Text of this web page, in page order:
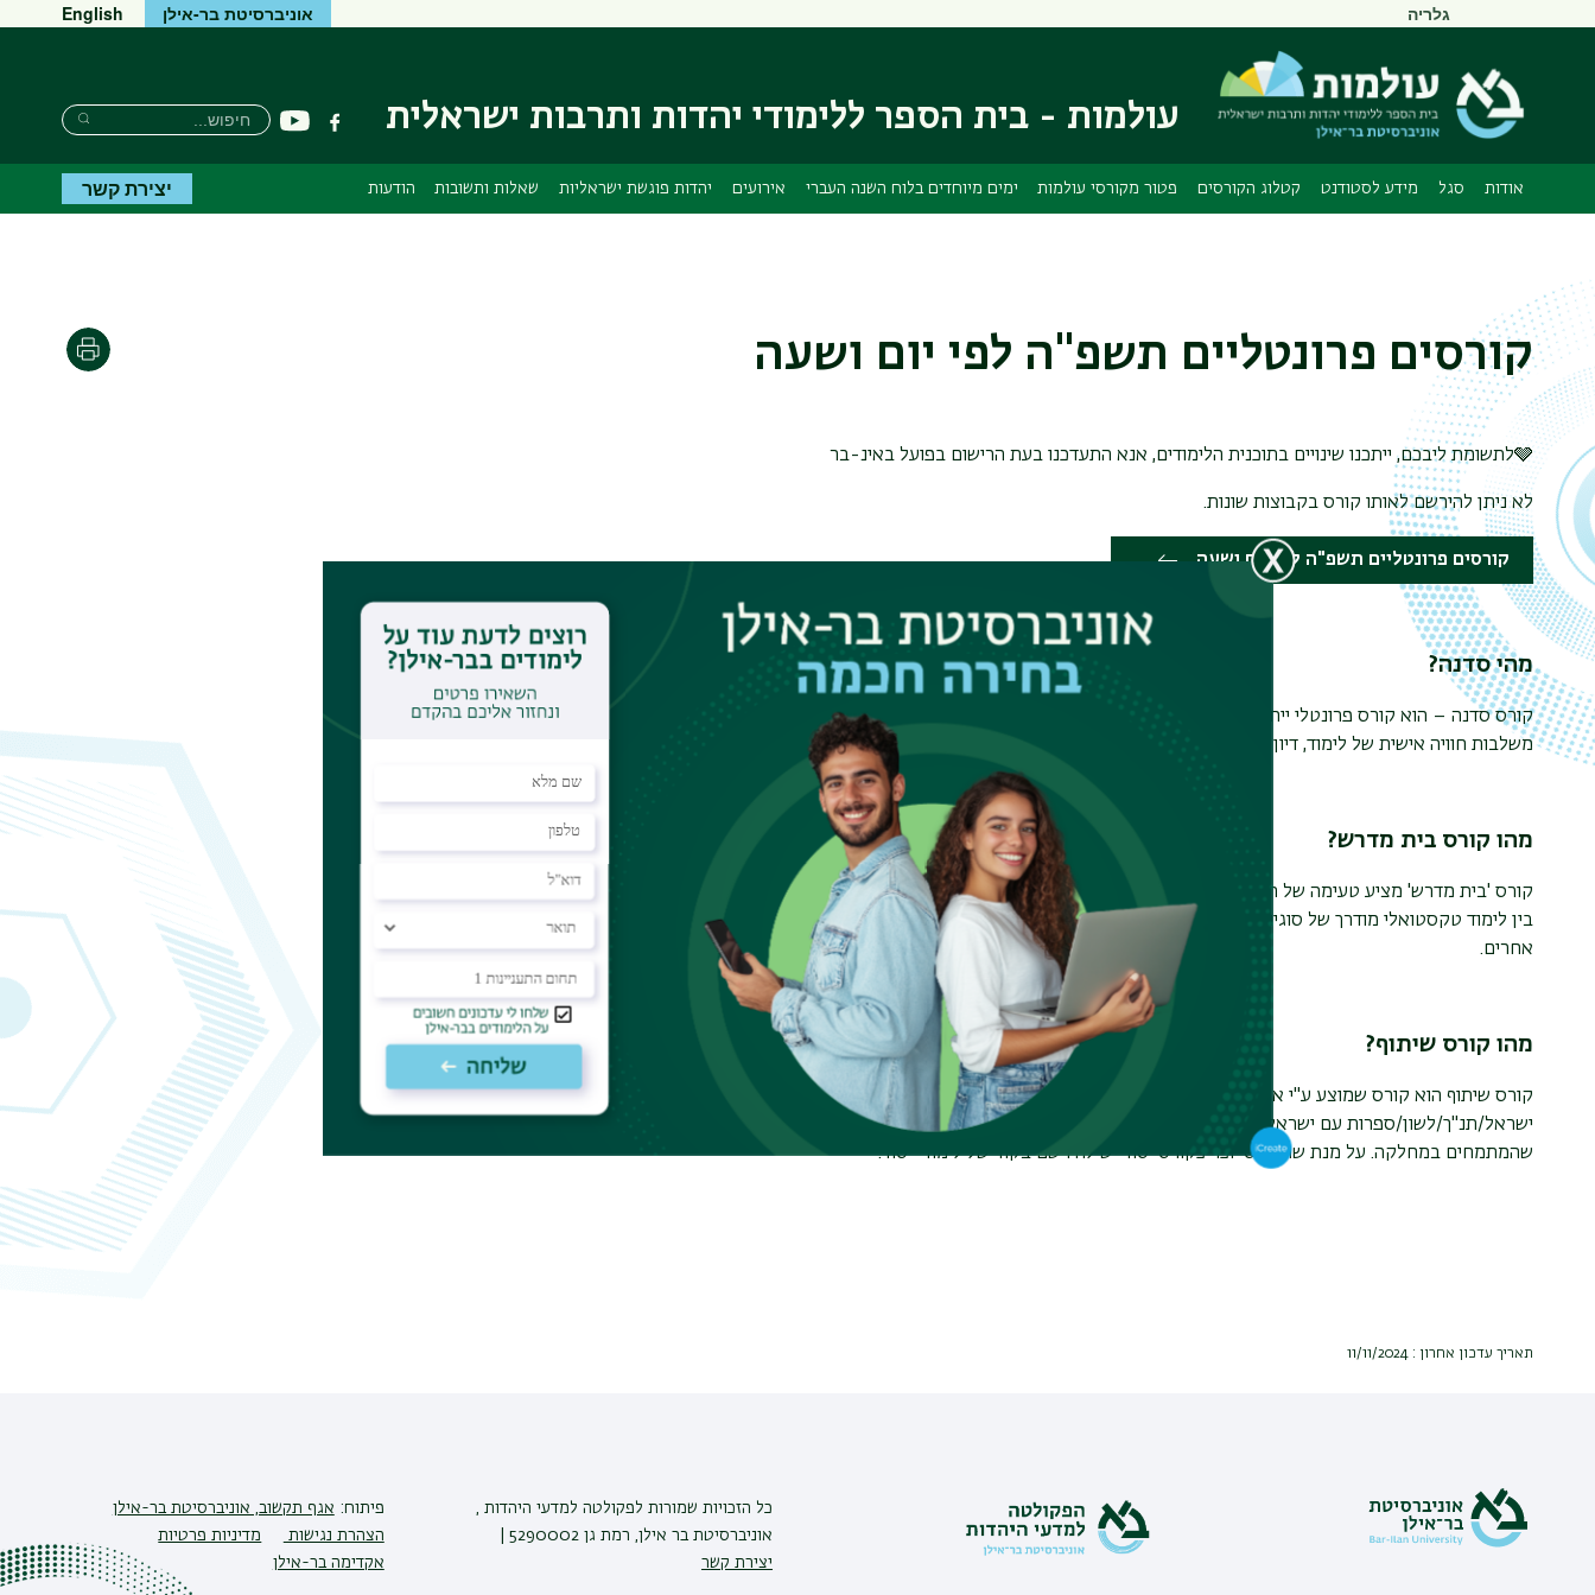
ראשי
תפריט
גלריה אוניברסיטת בר-אילן English
עולמות - בית הספר ללימודי יהדות ותרבות ישראלית פייסבוקיוטיוב
חיפוש
חיפוש
חיפוש
אודות סגל מידע לסטודנט קטלוג הקורסים פטור מקורסי עולמות ימים מיוחדים בלוח השנה העברי אירועים יהדות פוגשת ישראליות שאלות ותשובות הודעות יצירת קשר
קורסים פרונטליים תשפ"ה לפי יום ושעה הדפסה
🩶לתשומת ליבכם, ייתכנו שינויים בתוכנית הלימודים, אנא התעדכנו בעת הרישום בפועל באינ-בר
לא ניתן להירשם לאותו קורס בקבוצות שונות.
קורסים פרונטליים תשפ"ה לפי יום ושעה
מהי סדנה?
קורס סדנה – הוא קורס פרונטלי ייחודי לביה"ס, בקורס לומדים כ- 25 סטודנטים, הלימוד הוא בקבוצות (חברותות), הסדנאות
משלבות חוויה אישית של לימוד, דיון ודיאלוג בין הסטודנטים.
מהו קורס בית מדרש?
קורס 'בית מדרש' מציע טעימה של חווית הלימוד ודרכי הלימוד בבית המדרש, ובפרט של הלימוד בזוגות ("חברותות"). הוא משלב
בין לימוד טקסטואלי מודרך של סוגיות מהתלמוד לעיון במקורות מההגות היהודית וממרחבים פילוסופיים, תרבותיים ורוחניים
אחרים.
מהו קורס שיתוף?
קורס שיתוף הוא קורס שמוצע ע"י אחת מהמחלקות הדיסציפלינריות מהפקולטה ליהדות (לימודי א"י/תולדות
ישראל/תנ"ך/לשון/ספרות עם ישראל/אומנות יהודית וכו'), בקורס לומדים יחד גם סטודנטים ללימודי יסוד וגם סטודנטים
שהמתמחים במחלקה. על מנת שהקורס יוכר כקורס יסוד יש להירשם בקוד של לימודי יסוד.
תאריך עדכון אחרון : 11/11/2024
כל הזכויות שמורות לפקולטה למדעי היהדות ,
אוניברסיטת בר אילן, רמת גן 5290002 |
יצירת קשר
פיתוח: אגף תקשוב, אוניברסיטת בר-אילן
הצהרת נגישות
מדיניות פרטיות
אקדימה בר-אילן